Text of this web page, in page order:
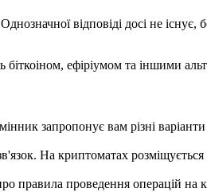
відповіді досі не існує,
ефіріумом та іншими
запропонує вам різні варіанти
На криптоматах
правила проведення операцій на